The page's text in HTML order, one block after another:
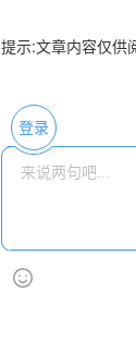
提示:文章内容仅供
登录